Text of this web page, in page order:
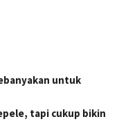
untuk
tapi cukup bikin